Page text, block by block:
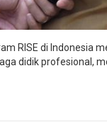
RISE di Indonesia
didik profesional,